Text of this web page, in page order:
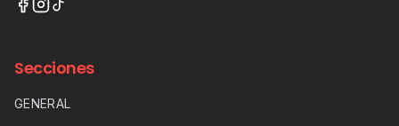
Secciones
GENERAL